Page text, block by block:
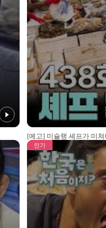
[예고] 미슐랭 셰프가 미
인기